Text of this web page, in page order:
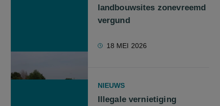
landbouwsites zonevreemd
vergund
18 MEI 2026
NIEUWS
Illegale vernietiging